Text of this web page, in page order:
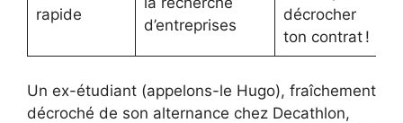
rapide
d’entreprises
décrocher
ton contrat !
Un ex-étudiant (appelons-le Hugo), fraîchement
décroché de son alternance chez Decathlon,